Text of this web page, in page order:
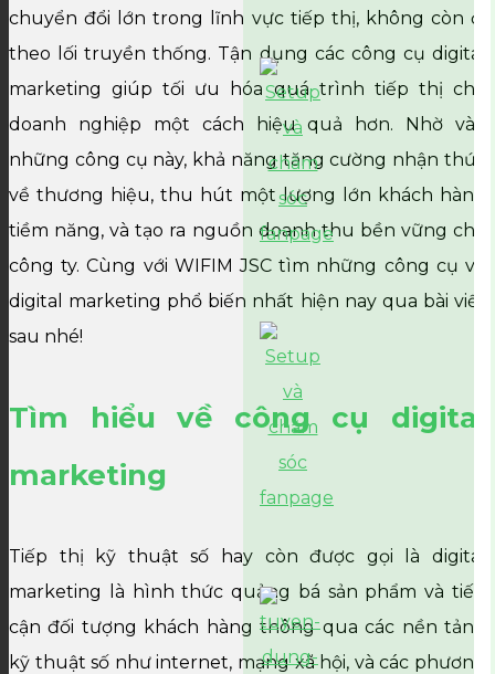
chuyển đổi lớn trong lĩnh vực tiếp thị, không còn đi
theo lối truyền thống. Tận dụng các công cụ digital
marketing giúp tối ưu hóa quá trình tiếp thị cho
doanh nghiệp một cách hiệu quả hơn. Nhờ vào
những công cụ này, khả năng tăng cường nhận thức
về thương hiệu, thu hút một lượng lớn khách hàng
tiềm năng, và tạo ra nguồn doanh thu bền vững cho
công ty. Cùng với WIFIM JSC tìm những công cụ về
digital marketing phổ biến nhất hiện nay qua bài viết
sau nhé!
Tìm hiểu về công cụ digital
marketing
Tiếp thị kỹ thuật số hay còn được gọi là digital
marketing là hình thức quảng bá sản phẩm và tiếp
cận đối tượng khách hàng thông qua các nền tảng
kỹ thuật số như internet, mạng xã hội, và các phương